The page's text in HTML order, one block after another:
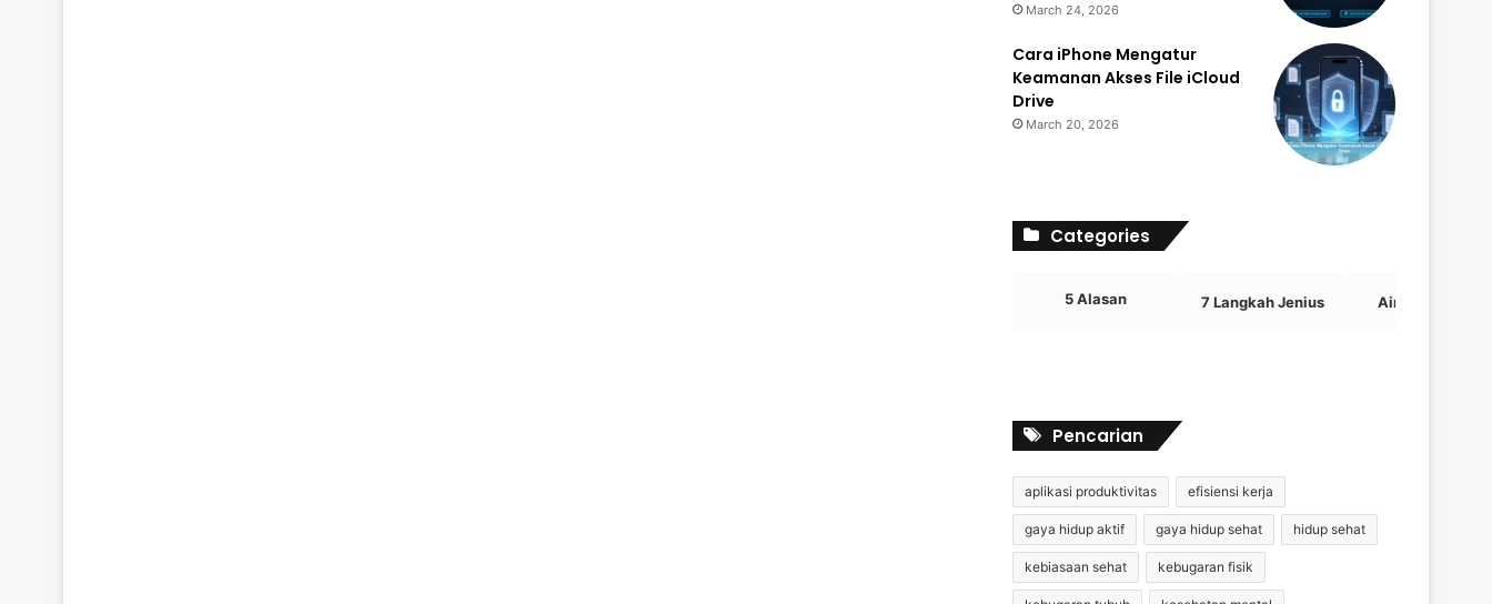
March 24, 2026
Cara iPhone Mengatur
Keamanan Akses File iCloud
Drive
March 20, 2026
Categories
5 Alasan 7 Langkah Jenius Airdrop Crypto
Pencarian
aplikasi produktivitas efisiensi kerja
gaya hidup aktif gaya hidup sehat hidup sehat
kebiasaan sehat kebugaran fisik